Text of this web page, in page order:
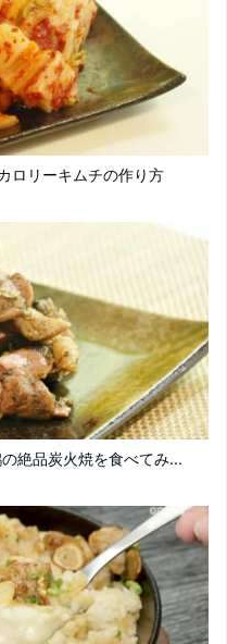
ロリーキムチの作り方
絶品炭火焼を食べてみ...